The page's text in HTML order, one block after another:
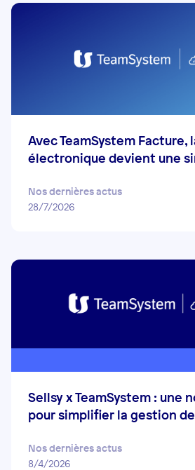
Avec TeamSystem
électronique devient une
Nos dernières actus
28/7/2026
Sellsy x TeamSystem : une
pour simplifier la gestion
Nos dernières actus
8/4/2026